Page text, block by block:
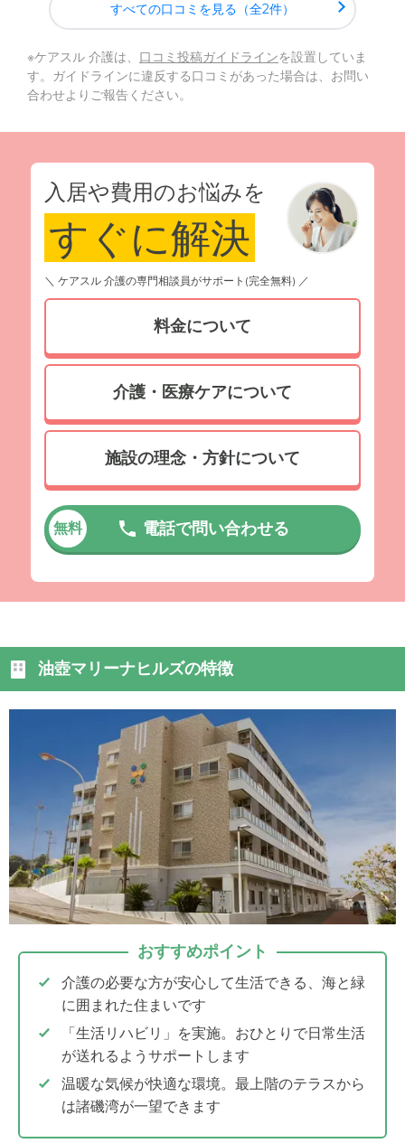
すべての口コミを見る（全2件）
※ケアスル 介護は、 口コミ投稿ガイドラインを設置していま
す。ガイドラインに違反する口コミがあった場合は、お問い
合わせよりご報告ください。
入居や費用のお悩みを
すぐに解決
＼ ケアスル 介護の専門相談員がサポート(完全無料) ／
料金について
介護・医療ケアについて
施設の理念・方針について
無料 電話で問い合わせる
油壺マリーナヒルズの特徴
おすすめポイント
介護の必要な方が安心して生活できる、海と緑
に囲まれた住まいです
「生活リハビリ」を実施。おひとりで日常生活
が送れるようサポートします
温暖な気候が快適な環境。最上階のテラスから
は諸磯湾が一望できます